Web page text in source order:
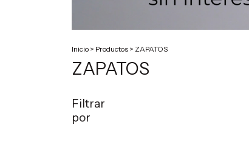
Inicio > Productos > ZAPATOS
ZAPATOS
Filtrar
por